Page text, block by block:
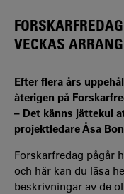
VECKAS
Efter flera års
återigen på
– Det känns jättekul
projektledare Åsa
Forskarfredag pågår
och här kan du läsa
beskrivningar av de